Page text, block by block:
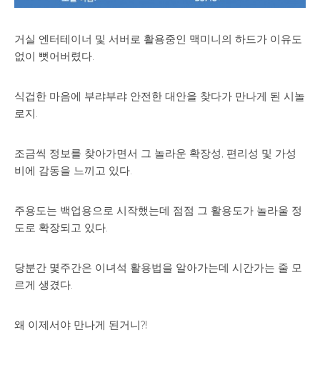
거실 엔터테이너 및 서버로 활용중인 맥미니의 하드가 이유도
없이 뻣어버렸다.
식겁한 마음에 부랴부랴 안전한 대안을 찾다가 만나게 된 시놀
로지.
조금씩 정보를 찾아가면서 그 놀라운 확장성, 편리성 및 가성
비에 감동을 느끼고 있다.
주용도는 백업용으로 시작했는데 점점 그 활용도가 놀라울 정
도로 확장되고 있다.
당분간 몇주간은 이녀석 활용법을 알아가는데 시간가는 줄 모
르게 생겼다.
왜 이제서야 만나게 된거니?!